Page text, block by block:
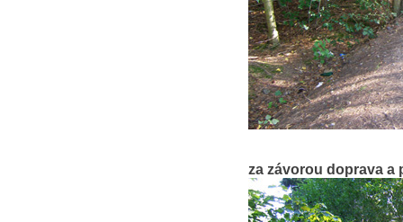
za závorou doprava a